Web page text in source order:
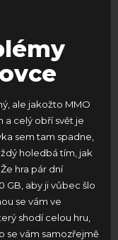
ale jakožto MMO
celý obří svět je
sem tam spadne,
holedbá tím, jak
hra pár dní
GB, aby ji vůbec šlo
se vám ve
shodí celou hru,
se vám samozřejmě